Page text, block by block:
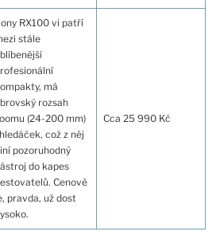
RX100 vi patří
stále
má
rozsah
(24-200 mm)
což z něj
pozoruhodný
do kapes
Cenově
pravda, už dost
Cca 25 990 Kč